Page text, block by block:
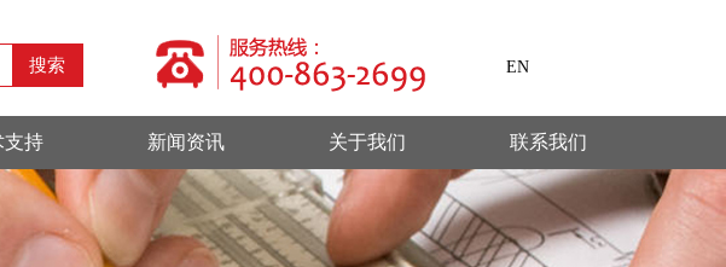
EN
支持 新闻资讯 关于我们 联系我们